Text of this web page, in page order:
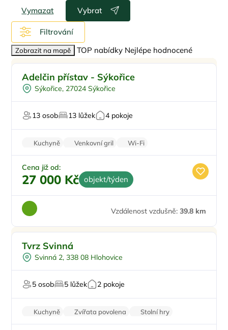
Vymazat Vybrat
Filtrování
Zobrazit na mapě TOP nabídky Nejlépe hodnocené
Půjčení kol
Venkovní bazén
U vody
Adelčin přístav - Sýkořice
Sýkořice, 27024 Sýkořice
13 osob 13 lůžek 4 pokoje
Kuchyně Venkovní gril
Wi-Fi
Zvířata povolena
Pračka
Cena již od:
27 000 Kč objekt/týden
Vzdálenost vzdušně: 39.8 km
Venkovní gril
Pro cyklisty
Pro majitele mazlíčků
Tvrz Svinná
Svinná 2, 338 08 Hlohovice
5 osob 5 lůžek 2 pokoje
Kuchyně Zvířata povolena
Stolní hry
Nekuřácký objekt
Parkování zdarma